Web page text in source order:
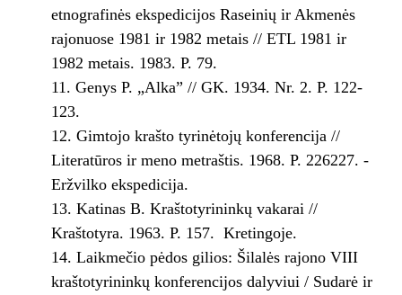
etnografinės ekspedicijos Raseinių ir Akmenės
rajonuose 1981 ir 1982 metais // ETL 1981 ir
1982 metais. 1983. P. 7­9.
Genys P. „Alka” // GK. 1934. Nr. 2. P. 122­
123.
Gimtojo krašto tyrinėtojų konferencija //
Literatūros ir meno metraštis. 1968. P. 226­227. ­
Eržvilko ekspedicija.
Katinas B. Kraštotyrininkų vakarai //
Kraštotyra. 1963. P. 157. ­ Kretingoje.
Laikmečio pėdos gilios: Šilalės rajono VIII
kraštotyrininkų konferencijos dalyviui / Sudarė ir